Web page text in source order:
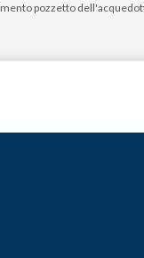
pozzetto